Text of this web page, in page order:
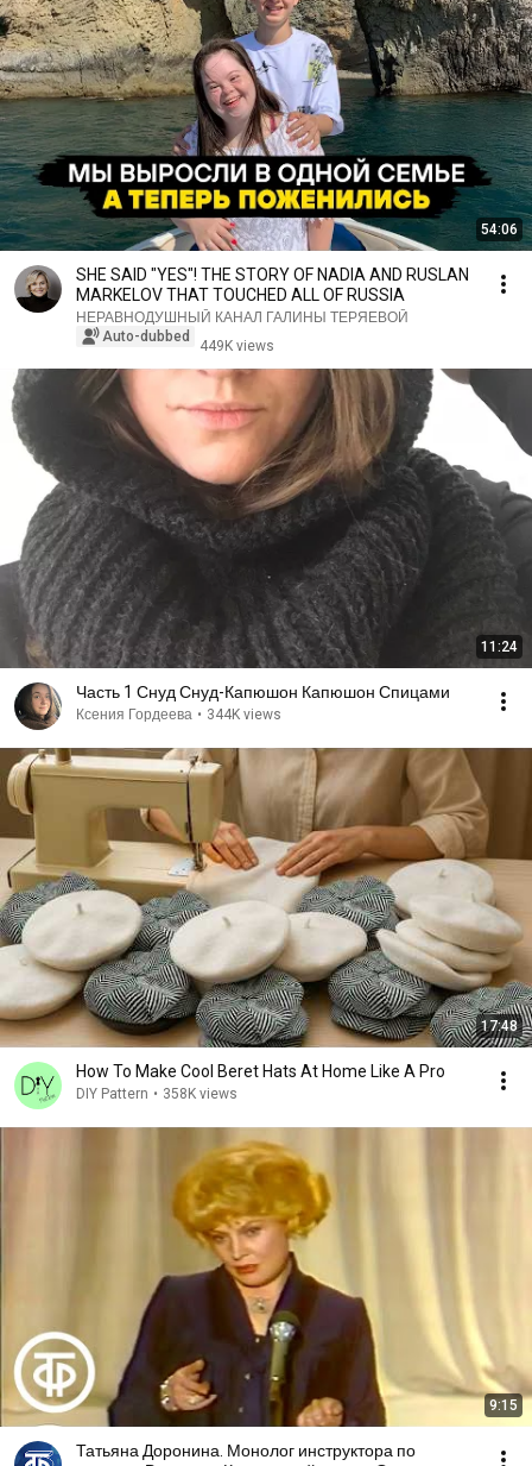
54:06
SHE SAID "YES"! THE STORY OF NADIA AND RUSLAN
MARKELOV THAT TOUCHED ALL OF RUSSIA
НЕРАВНОДУШНЫЙ КАНАЛ ГАЛИНЫ ТЕРЯЕВОЙ
Auto-dubbed
449K views
11:24
Часть 1 Снуд Снуд-Капюшон Капюшон Спицами
Ксения Гордеева • 344K views
17:48
How To Make Cool Beret Hats At Home Like A Pro
DIY Pattern • 358K views
9:15
Татьяна Доронина. Монолог инструктора по